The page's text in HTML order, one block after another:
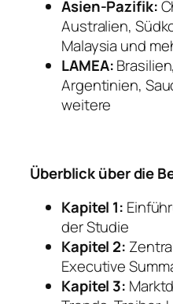
Asien-Pazifik:
Australien,
Malaysia und
LAMEA:
Argentinien,
weitere
Überblick über die
Kapitel 1:
der Studie
Kapitel 2:
Executive
Kapitel 3: